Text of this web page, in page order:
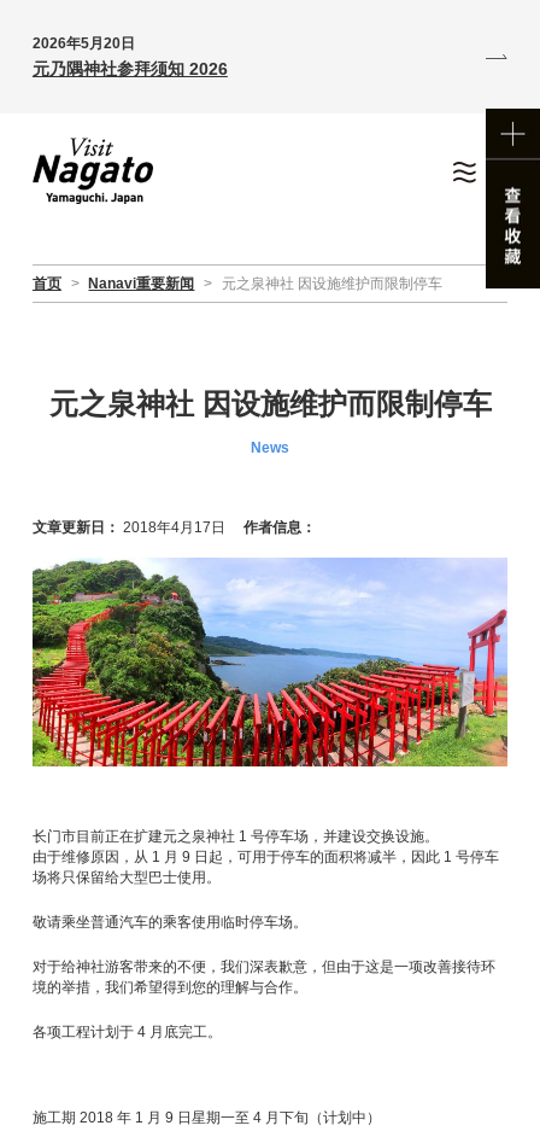
2026年5月20日
元乃隅神社参拜须知 2026
首页 > Nanavi重要新闻 > 元之泉神社 因设施维护而限制停车
元之泉神社 因设施维护而限制停车
News
文章更新日： 2018年4月17日 作者信息：
长门市目前正在扩建元之泉神社 1 号停车场，并建设交换设施。
由于维修原因，从 1 月 9 日起，可用于停车的面积将减半，因此 1 号停车
场将只保留给大型巴士使用。
敬请乘坐普通汽车的乘客使用临时停车场。
对于给神社游客带来的不便，我们深表歉意，但由于这是一项改善接待环
境的举措，我们希望得到您的理解与合作。
各项工程计划于 4 月底完工。
施工期 2018 年 1 月 9 日星期一至 4 月下旬（计划中）